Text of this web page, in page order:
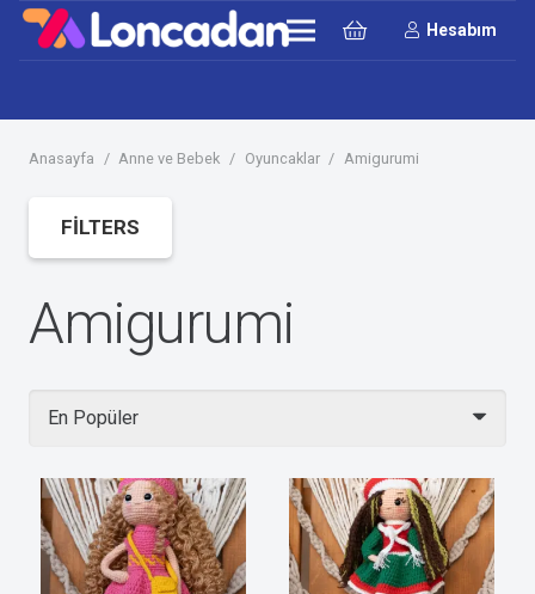
Hesabım
Anasayfa / Anne ve Bebek / Oyuncaklar / Amigurumi
Amigurumi
FILTERS